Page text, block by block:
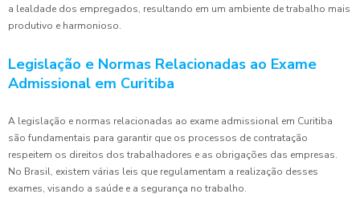
a lealdade dos empregados, resultando em um ambiente de trabalho mais
produtivo e harmonioso.
Legislação e Normas Relacionadas ao Exame
Admissional em Curitiba
A legislação e normas relacionadas ao exame admissional em Curitiba
são fundamentais para garantir que os processos de contratação
respeitem os direitos dos trabalhadores e as obrigações das empresas.
No Brasil, existem várias leis que regulamentam a realização desses
exames, visando a saúde e a segurança no trabalho.